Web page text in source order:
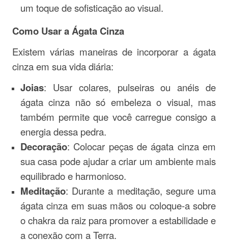
um toque de sofisticação ao visual.
Como Usar a Ágata Cinza
Existem várias maneiras de incorporar a ágata
cinza em sua vida diária:
Joias: Usar colares, pulseiras ou anéis de
ágata cinza não só embeleza o visual, mas
também permite que você carregue consigo a
energia dessa pedra.
Decoração: Colocar peças de ágata cinza em
sua casa pode ajudar a criar um ambiente mais
equilibrado e harmonioso.
Meditação: Durante a meditação, segure uma
ágata cinza em suas mãos ou coloque-a sobre
o chakra da raiz para promover a estabilidade e
a conexão com a Terra.